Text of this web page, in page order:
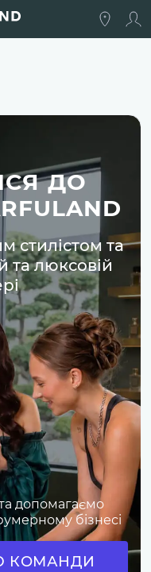
ДО
стилістом та
та люксовій
допомагаємо
бізнесі
КОМАНДИ